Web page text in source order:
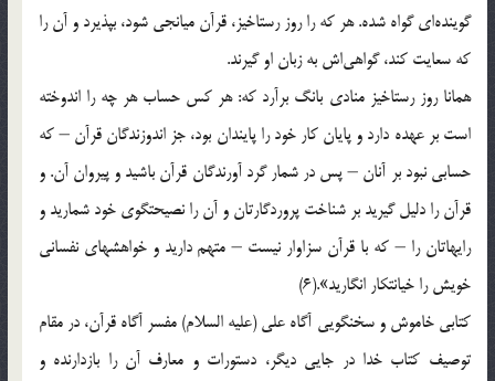
گوينده‌اي‌ گواه‌ شده‌. هر كه‌ را روز رستاخيز، قرآن‌ ميانجي‌ شود، بپذيرد و آن‌ را
كه‌ سعايت‌ كند، گواهي‌اش‌ به‌ زبان‌ او گيرند.
همانا روز رستاخيز منادي‌ بانگ‌ برآرد كه‌: هر كس‌ حساب‌ هر چه‌ را اندوخته‌
است‌ بر عهده‌ دارد و پايان‌ كار خود را پايندان‌ بود، جز اندوزندگان‌ قرآن‌ – كه‌
حسابي‌ نبود بر آنان‌ – پس‌ در شمار گرد آورندگان‌ قرآن‌ باشيد و پيروان‌ آن‌. و
قرآن‌ را دليل‌ گيريد بر شناخت‌ پروردگارتان‌ و آن‌ را نصيحتگوي‌ خود شماريد و
رايهاتان‌ را – كه‌ با قرآن‌ سزاوار نيست‌ – متهم‌ داريد و خواهشهاي‌ نفساني‌
خويش‌ را خيانتكار انگاريد».(6)
كتابي‌ خاموش‌ و سخنگويي‌ آگاه‌ علي‌ (علیه السلام‌) مفسر آگاه‌ قرآن‌، در مقام‌
توصيف‌ كتاب‌ خدا در جايي‌ ديگر، دستورات‌ و معارف‌ آن‌ را بازدارنده‌ و